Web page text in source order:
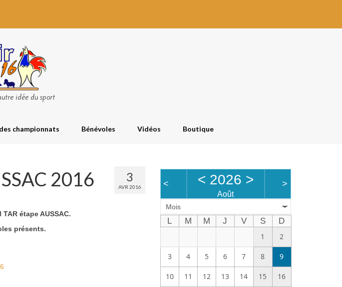
idée du sport
championnats Bénévoles Vidéos Boutique
3
AVR 2016
2016
étape AUSSAC.
présents.
< < 2026 >
Août
>
Mois
L M M J V S
D
1
2
3 4 5 6 7 8 9
10 11 12 13 14 15 16